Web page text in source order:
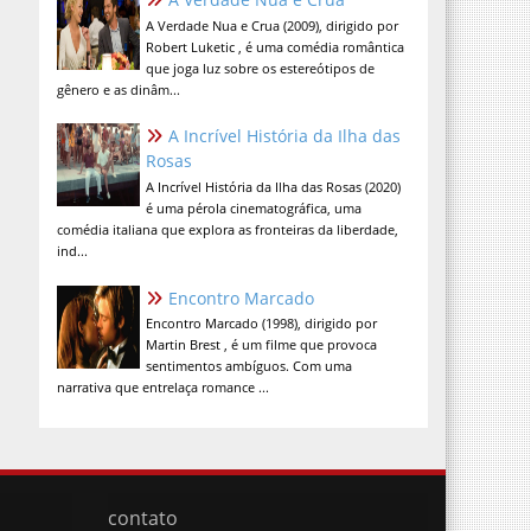
A Verdade Nua e Crua (2009), dirigido por
Robert Luketic , é uma comédia romântica
que joga luz sobre os estereótipos de
gênero e as dinâm...
A Incrível História da Ilha das
Rosas
A Incrível História da Ilha das Rosas (2020)
é uma pérola cinematográfica, uma
comédia italiana que explora as fronteiras da liberdade,
ind...
Encontro Marcado
Encontro Marcado (1998), dirigido por
Martin Brest , é um filme que provoca
sentimentos ambíguos. Com uma
narrativa que entrelaça romance ...
contato